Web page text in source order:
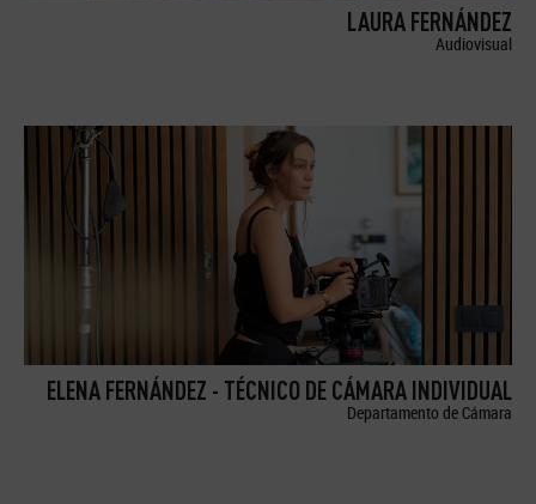
LAURA FERNÁNDEZ
Audiovisual
ELENA FERNÁNDEZ - TÉCNICO DE CÁMARA INDIVIDUAL
Departamento de Cámara